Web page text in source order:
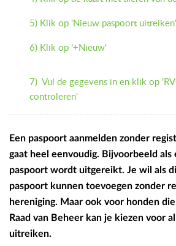
5) Klik op 'Nieuw paspoort uitreiken'
6) Klik op '+Nieuw'
7) Vul de gegevens in en klik op
controleren'
Een paspoort aanmelden zonder
gaat heel eenvoudig. Bijvoorbeeld als
paspoort wordt uitgereikt. Je wil als
paspoort kunnen toevoegen zonder
hereniging. Maar ook voor honden
Raad van Beheer kan je kiezen voor
uitreiken.